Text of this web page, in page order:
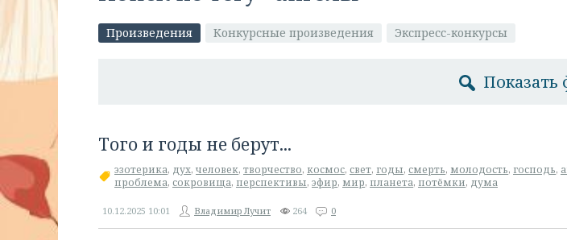
Произведения Конкурсные произведения Экспресс-конкурсы
Показать
Того и годы не берут...
эзотерика, дух, человек, творчество, космос, свет, годы, смерть, молодость, господь,
проблема, сокровища, перспективы, эфир, мир, планета, потёмки, дума
10.12.2025 10:01 Владимир Лучит 264 0